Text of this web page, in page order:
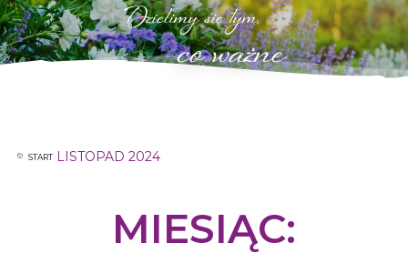
Dzielimy się tym,
co ważne
START LISTOPAD 2024
MIESIĄC: